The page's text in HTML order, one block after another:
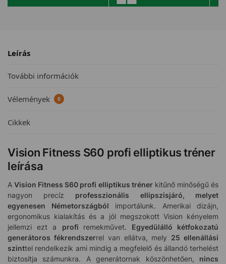
Leírás
További információk
Vélemények 0
Cikkek
Vision Fitness S60 profi elliptikus tréner
leírása
AVision Fitness S60 profi elliptikus trénerkitűnő minőségű és
nagyon precíz professzionális
ellipszisjáró, melyet
egyenesen Németországból importálunk. Amerikai dizájn,
ergonomikus kialakítás és a jól megszokott Vision kényelem
jellemzi ezt a profi remekművet. Egyedülálló kétfokozatú
generátoros fékrendszerrel van ellátva, mely 25 ellenállási
szinttel rendelkezik ami mindig a megfelelő és állandó terhelést
biztosítja számunkra. A generátornak köszönhetően, nincs